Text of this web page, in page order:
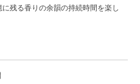
残る香りの余韻の持続時間を楽し